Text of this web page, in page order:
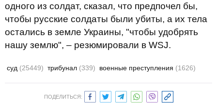
одного из солдат, сказал, что предпочел бы,
чтобы русские солдаты были убиты, а их тела
остались в земле Украины, "чтобы удобрять
нашу землю", – резюмировали в WSJ.
суд (25449) трибунал (339) военные преступления (1626)
ПОДЕЛИТЬСЯ: